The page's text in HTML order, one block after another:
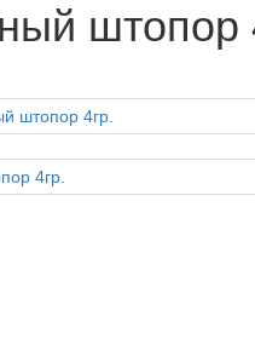
штопор